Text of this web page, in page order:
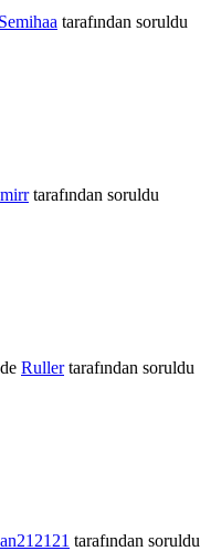
Semihaa tarafından soruldu
tarafından soruldu
Ruller tarafından soruldu
tarafından soruldu